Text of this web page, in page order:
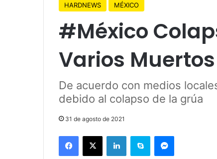
HARDNEWS MÉXICO
#México
Varios
De acuerdo con medios
debido al colapso de la grúa
31 de agosto de 2021
Facebook
X LinkedInSkype Messenger